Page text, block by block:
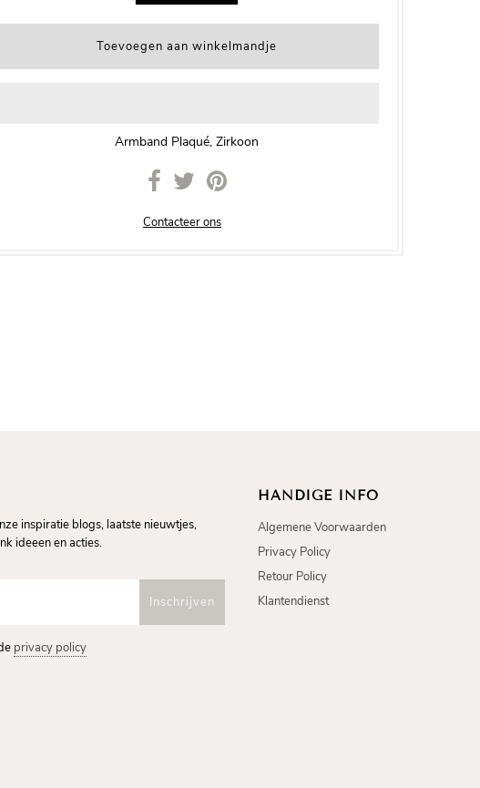
Armband Plaqué, Zirkoon
Contacteer ons
inspiratie blogs, laatste nieuwtjes,
ideeen en acties.
privacy policy
HANDIGE INFO
Algemene Voorwaarden
Privacy Policy
Retour Policy
Klantendienst